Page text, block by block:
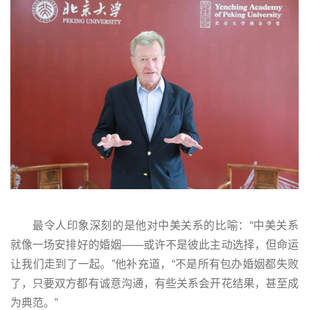
最令人印象深刻的是他对中美关系的比喻：“中美关系
就像一场安排好的婚姻——或许不是彼此主动选择，但命运
让我们走到了一起。”他补充道，“不是所有包办婚姻都失败
了，只要双方都有诚意沟通，有些关系会开花结果，甚至成
为典范。”